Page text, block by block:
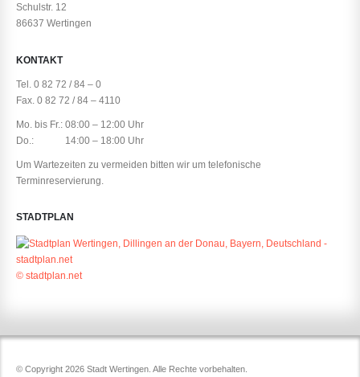
Schulstr. 12
86637 Wertingen
KONTAKT
Tel. 0 82 72 / 84 – 0
Fax. 0 82 72 / 84 – 4110
Mo. bis Fr.: 08:00 – 12:00 Uhr
Do.: 14:00 – 18:00 Uhr
Um Wartezeiten zu vermeiden bitten wir um telefonische
Terminreservierung.
STADTPLAN
© stadtplan.net
© Copyright 2026 Stadt Wertingen. Alle Rechte vorbehalten.